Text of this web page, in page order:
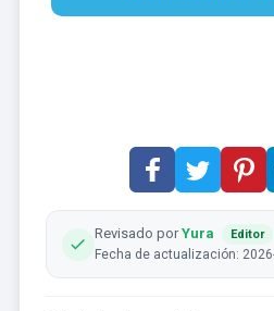
Revisado porYura Editor
Fecha de actualización: